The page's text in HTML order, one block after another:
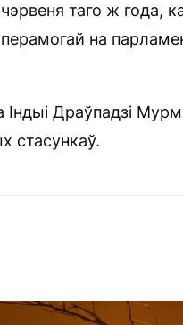
таго ж года,
на
Індыі Драўпадзі
стасункаў.